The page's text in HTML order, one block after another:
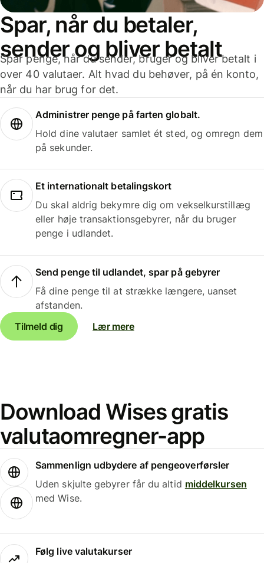
Spar, når du betaler,
sender og bliver betalt
Spar penge, når du sender, bruger og bliver betalt i
over 40 valutaer. Alt hvad du behøver, på én konto,
når du har brug for det.
Administrer penge på farten globalt.
Hold dine valutaer samlet ét sted, og omregn dem
på sekunder.
Et internationalt betalingskort
Du skal aldrig bekymre dig om vekselkurstillæg
eller høje transaktionsgebyrer, når du bruger
penge i udlandet.
Send penge til udlandet, spar på gebyrer
Få dine penge til at strække længere, uanset
afstanden.
Tilmeld dig
Lær mere
Download Wises gratis
valutaomregner-app
Sammenlign udbydere af pengeoverførsler
Uden skjulte gebyrer får du altid middelkursen
med Wise.
Følg live valutakurser